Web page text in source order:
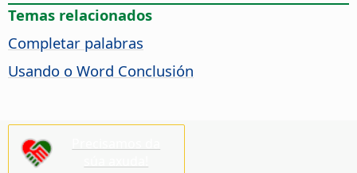
Temas relacionados
Completar palabras
Usando o Word Conclusión